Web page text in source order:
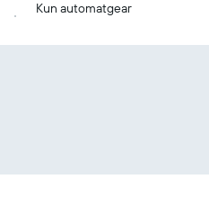
Kun automatgear